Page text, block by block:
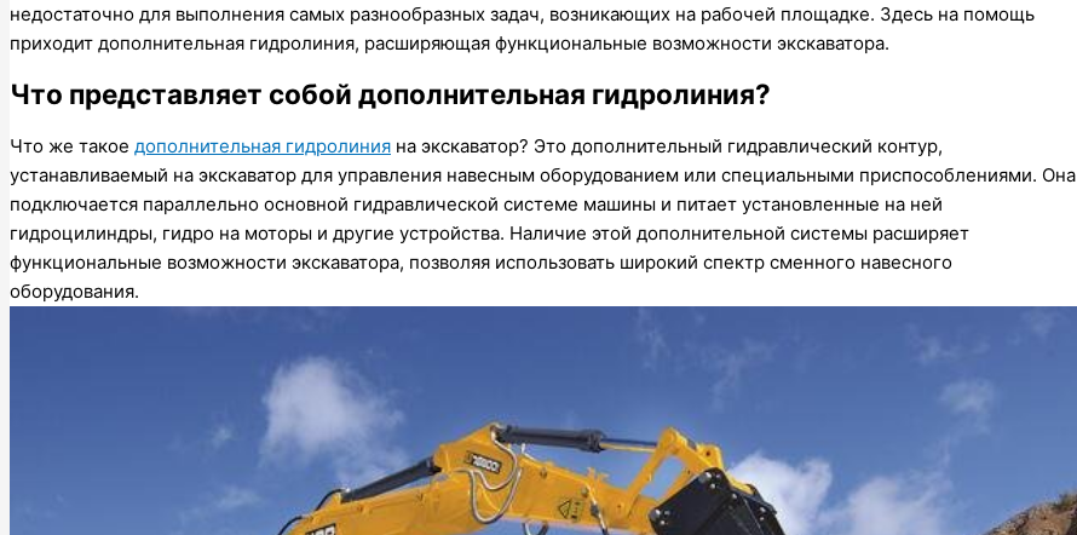
недостаточно для выполнения самых разнообразных задач, возникающих на рабочей площадке. Здесь на помощь
приходит дополнительная гидролиния, расширяющая функциональные возможности экскаватора.
Что представляет собой дополнительная гидролиния?
Что же такое дополнительная гидролиния на экскаватор? Это дополнительный гидравлический контур,
устанавливаемый на экскаватор для управления навесным оборудованием или специальными приспособлениями. Она
подключается параллельно основной гидравлической системе машины и питает установленные на ней
гидроцилиндры, гидро на моторы и другие устройства. Наличие этой дополнительной системы расширяет
функциональные возможности экскаватора, позволяя использовать широкий спектр сменного навесного
оборудования.